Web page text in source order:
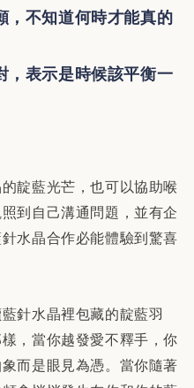
，不知道何時才能真的
，表示是時候該平衡一
靛藍光芒，也可以協助喉
到自己溝通問題，並有企
水晶合作必能體驗到驚喜
針水晶裡包藏的靛藍羽
，當你越發愛不釋手，你
而是眼見為憑。當你隨著